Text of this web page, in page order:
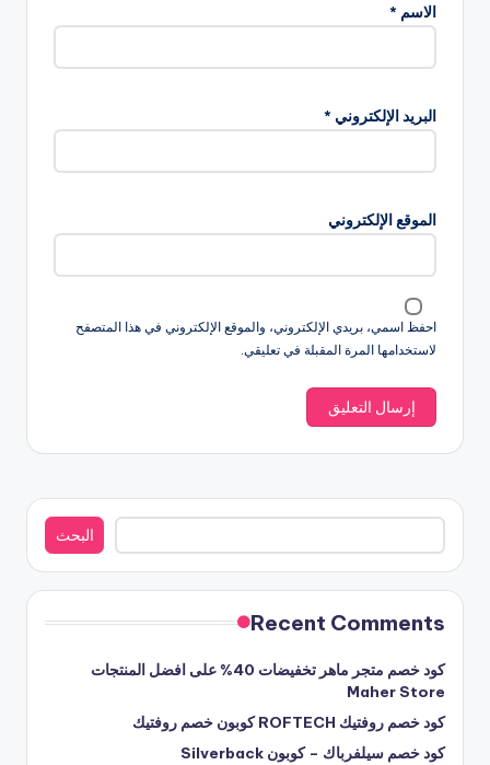
الاسم *
البريد الإلكتروني *
الموقع الإلكتروني
احفظ اسمي، بريدي الإلكتروني، والموقع الإلكتروني في هذا المتصفح
لاستخدامها المرة المقبلة في تعليقي.
البحث
البحث
Recent Comments
كود خصم متجر ماهر تخفيضات 40% على افضل المنتجات
Maher Store
كود خصم روفتيك ROFTECH كوبون خصم روفتيك
كود خصم سيلفرباك – كوبون Silverback